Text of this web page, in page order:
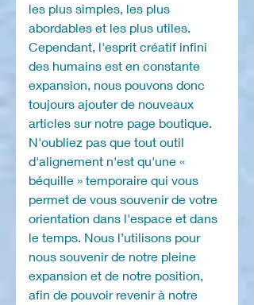
les plus simples, les plus
abordables et les plus utiles.
Cependant, l'esprit créatif infini
des humains est en constante
expansion, nous pouvons donc
toujours ajouter de nouveaux
articles sur notre page boutique.
N'oubliez pas que tout outil
d'alignement n'est qu'une «
béquille » temporaire qui vous
permet de vous souvenir de votre
orientation dans l'espace et dans
le temps. Nous l’utilisons pour
nous souvenir de notre pleine
expansion et de notre position,
afin de pouvoir revenir à notre